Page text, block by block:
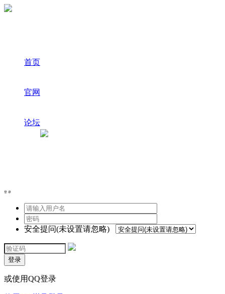
首页
官网
论坛
登录
安全提问(未设置请忽略)
登录
或使用QQ登录